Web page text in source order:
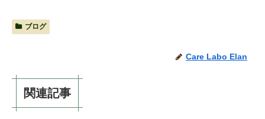
ブログ
Care Labo Elan
関連記事